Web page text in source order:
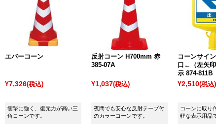
エバーコーン
¥7,326(税込)
衝撃に強く、復元力が高い三
角コーンです。
反射コーン H700mm 赤
385-07A
¥1,037(税込)
夜間でも安心な反射テープ付
のカラーコーンです。
コーンサイン
口←（左矢印
示 874-811B
¥2,510(税込)
コーンに取り付
軽な表示用品で